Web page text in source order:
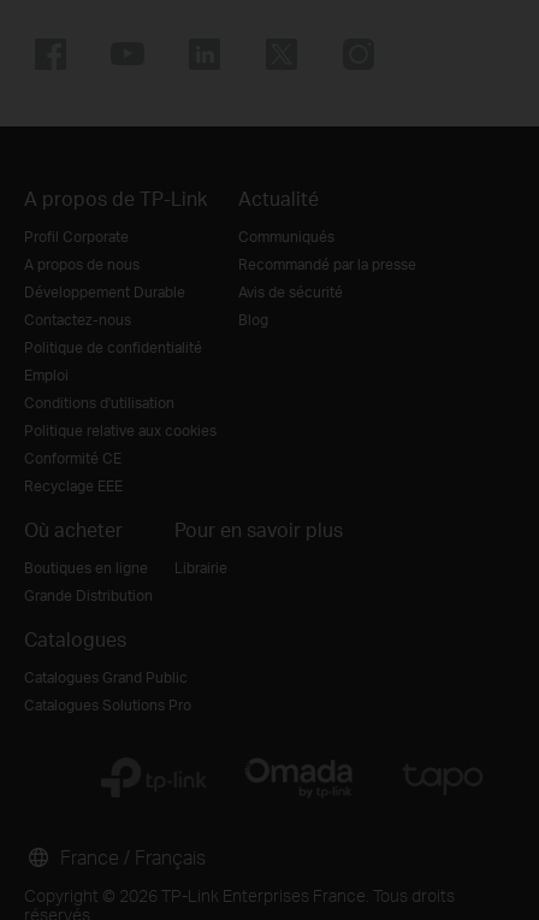
A propos de TP-Link
Profil Corporate
A propos de nous
Développement Durable
Contactez-nous
Politique de confidentialité
Emploi
Conditions d'utilisation
Politique relative aux cookies
Conformité CE
Recyclage EEE
Actualité
Communiqués
Recommandé par la presse
Avis de sécurité
Blog
Où acheter
Boutiques en ligne
Grande Distribution
Pour en savoir plus
Librairie
Catalogues
Catalogues Grand Public
Catalogues Solutions Pro
Copyright © 2026 TP-Link Enterprises France. Tous droits
réservés.
France / Français